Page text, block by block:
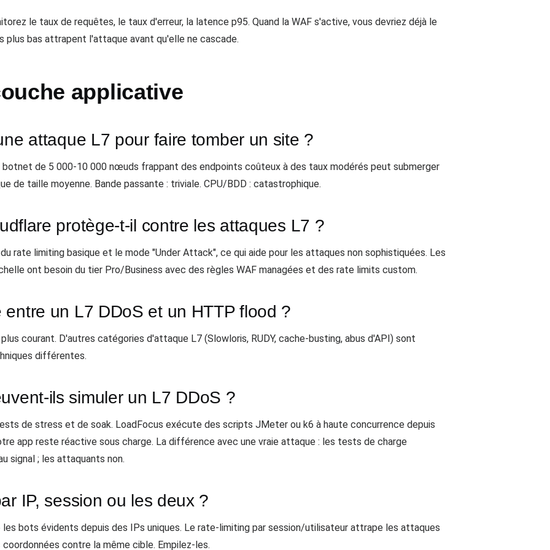
le taux de requêtes, le taux d'erreur, la latence p95. Quand la WAF s'active, vous devriez déjà le
plus bas attrapent l'attaque avant qu'elle ne cascade.
applicative
attaque L7 pour faire tomber un site ?
de 5 000-10 000 nœuds frappant des endpoints coûteux à des taux modérés peut submerger
de taille moyenne. Bande passante : triviale. CPU/BDD : catastrophique.
protège-t-il contre les attaques L7 ?
rate limiting basique et le mode "Under Attack", ce qui aide pour les attaques non sophistiquées. Les
ont besoin du tier Pro/Business avec des règles WAF managées et des rate limits custom.
un L7 DDoS et un HTTP flood ?
courant. D'autres catégories d'attaque L7 (Slowloris, RUDY, cache-busting, abus d'API) sont
différentes.
ils simuler un L7 DDoS ?
de stress et de soak. LoadFocus exécute des scripts JMeter ou k6 à haute concurrence depuis
app reste réactive sous charge. La différence avec une vraie attaque : les tests de charge
signal ; les attaquants non.
IP, session ou les deux ?
bots évidents depuis des IPs uniques. Le rate-limiting par session/utilisateur attrape les attaques
contre la même cible. Empilez-les.